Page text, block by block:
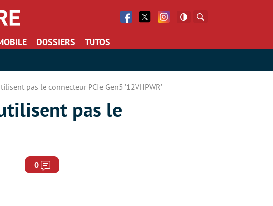
Facebook
Twitter Facebook
DOSSIERS TUTOS
pas le connecteur PCIe Gen5 ’12VHPWR’
pas le
0 Commentaires